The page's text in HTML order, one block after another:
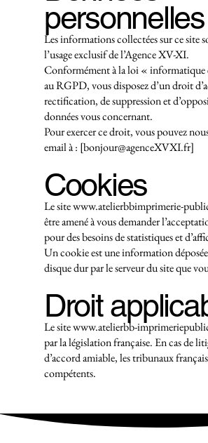
personnelles
Les informations collectées sur ce site
l’usage exclusif de l’Agence XV-XI.
Conformément à la loi « informatique
au RGPD, vous disposez d’un droit
rectification, de suppression et
données vous concernant.
Pour exercer ce droit, vous pouvez
email à : [bonjour@agenceXVXI.fr]
Cookies
Le sitewww.atelierbbimprimerie-
être amené à vous demander
pour des besoins de statistiques et
Un cookie est une information
disque dur par le serveur du site que
Droit
Le sitewww.atelierbb-
par la législation française. En cas de
d’accord amiable, les tribunaux
compétents.